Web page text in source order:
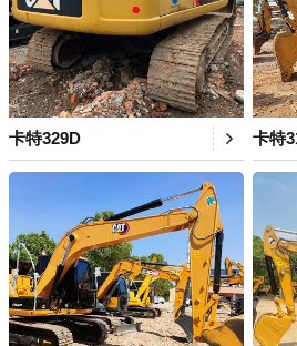
卡特329D 卡特